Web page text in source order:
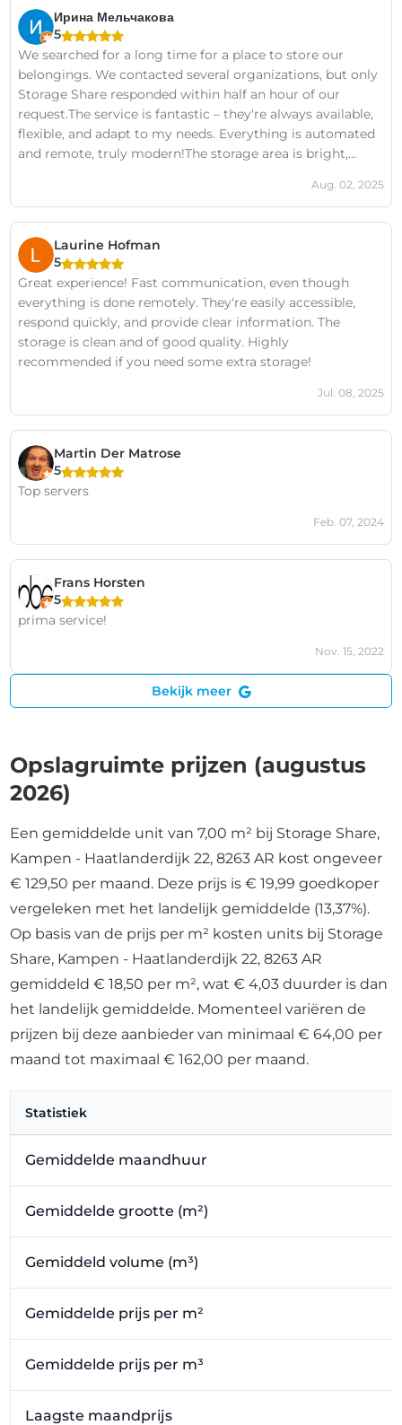
Ирина Мельчакова
5
We searched for a long time for a place to store our
belongings. We contacted several organizations, but only
Storage Share responded within half an hour of our
request.The service is fantastic – they're always available,
flexible, and adapt to my needs. Everything is automated
and remote, truly modern!The storage area is bright,
completely safe there. Honestly, I'd live there myself, if
only there were a toilet 😆😆😆
Aug. 02, 2025
Laurine Hofman
5
Great experience! Fast communication, even though
everything is done remotely. They're easily accessible,
respond quickly, and provide clear information. The
storage is clean and of good quality. Highly
recommended if you need some extra storage!
Jul. 08, 2025
Martin Der Matrose
5
Top servers
Feb. 07, 2024
Frans Horsten
5
prima service!
Nov. 15, 2022
Bekijk meer
Opslagruimte prijzen (augustus
2026)
Een gemiddelde unit van 7,00 m² bij Storage Share,
Kampen - Haatlanderdijk 22, 8263 AR kost ongeveer
€ 129,50 per maand. Deze prijs is € 19,99 goedkoper
vergeleken met het landelijk gemiddelde (13,37%).
Op basis van de prijs per m² kosten units bij Storage
Share, Kampen - Haatlanderdijk 22, 8263 AR
gemiddeld € 18,50 per m², wat € 4,03 duurder is dan
het landelijk gemiddelde. Momenteel variëren de
prijzen bij deze aanbieder van minimaal € 64,00 per
maand tot maximaal € 162,00 per maand.
Statistiek
Gemiddelde maandhuur
Gemiddelde grootte (m²)
Gemiddeld volume (m³)
Gemiddelde prijs per m²
Gemiddelde prijs per m³
Laagste maandprijs